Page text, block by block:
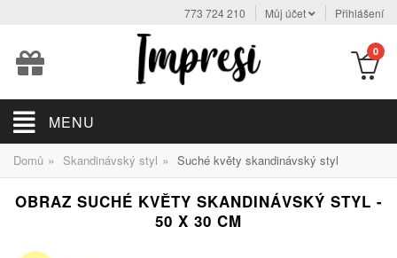
773 724 210 Můj účet Přihlášení
0
MENU
Domů » Skandinávský styl » Suché květy skandinávský styl
OBRAZ SUCHÉ KVĚTY SKANDINÁVSKÝ STYL -
50 X 30 CM